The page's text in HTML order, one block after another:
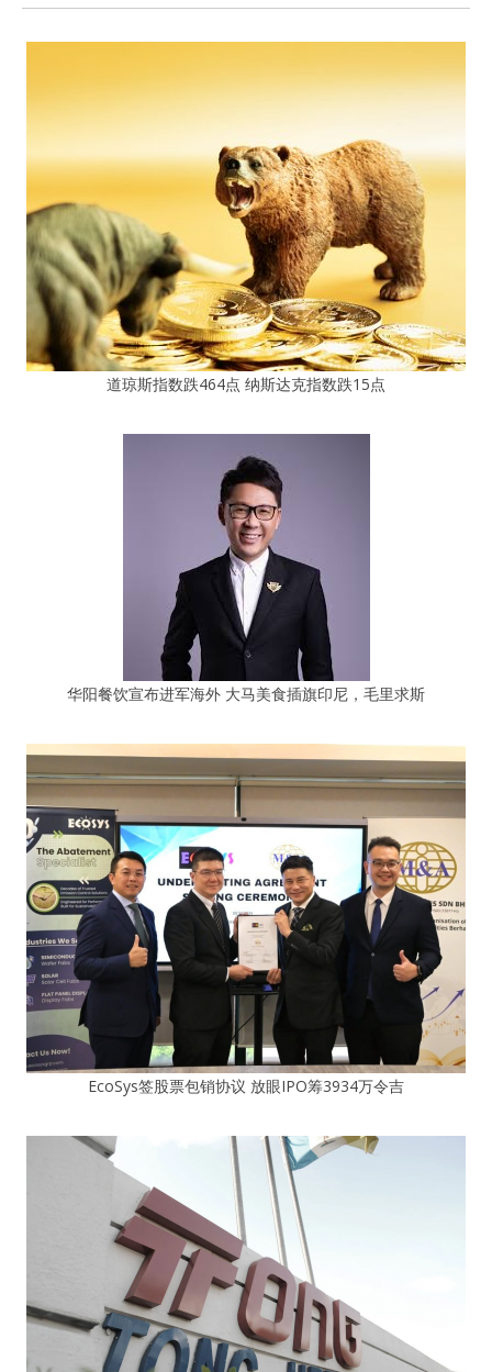
道琼斯指数跌464点 纳斯达克指数跌15点
华阳餐饮宣布进军海外 大马美食插旗印尼，毛里求斯
EcoSys签股票包销协议 放眼IPO筹3934万令吉